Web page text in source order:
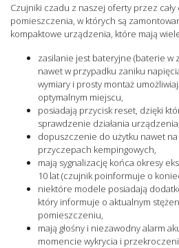
Czujniki czadu z naszej oferty przez
pomieszczenia, w których są
kompaktowe urządzenia, które mają
zasilanie jest bateryjne (baterie w
nawet w przypadku zaniku
wymiary i prosty montaż
optymalnym miejscu,
posiadają przycisk reset, dzięki
sprawdzenie działania urządzenia,
dopuszczenie do użytku nawet
przyczepach kempingowych,
mają sygnalizację końca okresy
10 lat (czujnik poinformuje o
niektóre modele posiadają
który informuje o aktualnym
pomieszczeniu,
mają głośny i niezawodny alarm
momencie wykrycia i